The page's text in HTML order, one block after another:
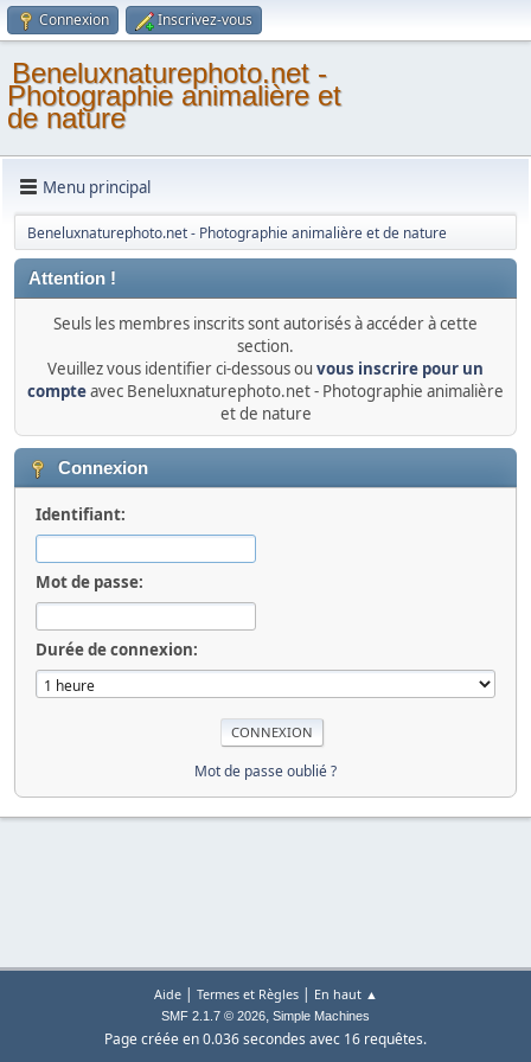
Connexion Inscrivez-vous
Beneluxnaturephoto.net -
Photographie animalière et
de nature
Menu principal
Beneluxnaturephoto.net - Photographie animalière et de nature
Attention !
Seuls les membres inscrits sont autorisés à accéder à cette
section.
Veuillez vous identifier ci-dessous ou vous inscrire pour un
compteavec Beneluxnaturephoto.net - Photographie animalière
et de nature
Connexion
Identifiant:
Mot de passe:
Durée de connexion:
Mot de passe oublié ?
Aide| Termes et Règles| En haut ▲
SMF 2.1.7 © 2026, Simple Machines
Page créée en 0.036 secondes avec 16 requêtes.